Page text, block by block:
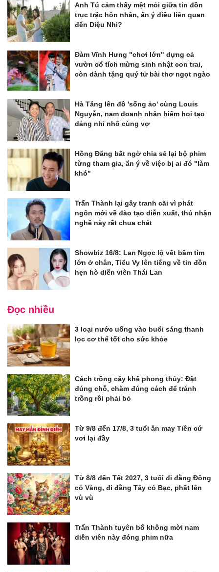
Anh Tú cảm thấy mệt mỏi giữa tin đồn
trục trặc hôn nhân, ẩn ý điều liên quan
đến Diệu Nhi?
Đàm Vĩnh Hưng "chơi lớn" dựng cả
vườn cổ tích mừng sinh nhật con trai,
còn dành tặng quý tử bài thơ ngọt ngào
Hà Tăng lên đồ 'sống ảo' cùng Louis
Nguyễn, nam doanh nhân hiếm hoi tạo
dáng nhí nhố cùng vợ
Hồng Đăng bất ngờ chia sẻ lại bộ phim
từng tham gia, ẩn ý về việc bị ai đó "làm
khó"
Trấn Thành lại gây tranh cãi vì phát
ngôn mới về đào tạo diễn xuất, thú nhận
nghề này rất chua chát
Showbiz 16/8: Lan Ngọc lộ vết bầm tím
lớn ở chân, Tiểu Vy lên tiếng về tin đồn
hẹn hò diễn viên Thái Lan
Đọc nhiều
3 loại nước uống vào buổi sáng thanh
lọc cơ thể tốt cho sức khỏe
Cách trồng cây khế phong thủy: Đặt
đúng chỗ, chăm đúng cách để tránh
trồng rồi phải bỏ
Từ 9/8 đến 17/8, 3 tuổi ăn may Tiền cứ
vơi lại đầy
Từ 8/8 đến Tết 2027, 3 tuổi đi đằng Đông
có Vàng, đi đằng Tây có Bạc, phất lên
vù vù
Trấn Thành tuyên bố không mời nam
diễn viên này đóng phim nữa